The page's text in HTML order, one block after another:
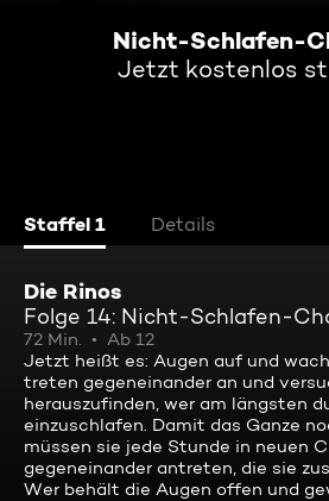
Nicht-Schlafen-
Jetzt kostenlos
Staffel 1 Details
Die Rinos
Folge 14: Nicht-Schlafen-
72 Min.
Ab 12
Jetzt heißt es: Augen auf und
treten gegeneinander an und
herauszufinden, wer am längsten
einzuschlafen. Damit das Ganze
müssen sie jede Stunde in neuen
gegeneinander antreten, die sie
Wer behält die Augen offen und